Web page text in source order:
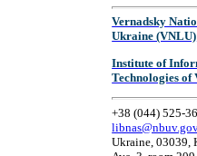
Vernadsky
Ukraine (VNLU)
Institute of
Technologies of
+38 (044) 525-
Ukraine,